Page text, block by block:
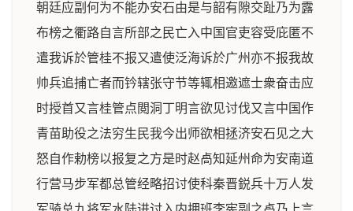
朝廷应副何为不能办安石由是与韶有隙交趾乃为露
布榜之衢路自言所部之民亡入中国官吏容受庇匿不
遣我诉於管桂不报又遣使泛海诉於广州亦不报我故
帅兵追捕亡者而钤辖张守节等辄相邀遮士衆奋击应
时授首又言桂管点閲洞丁明言欲见讨伐又言中国作
青苗助役之法穷生民我今出师欲相拯济安石见之大
怒自作勅榜以报复之方是时赵卨知延州命为安南道
行营马步军都总管经略招讨使科秦晋鋭兵十万人发